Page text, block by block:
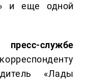
и еще одной
службе
«Лады